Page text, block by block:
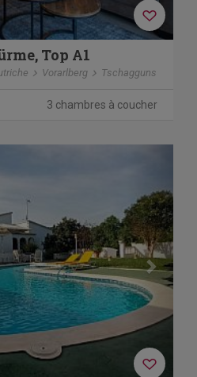
Top A1
Vorarlberg Tschagguns
3 chambres à coucher